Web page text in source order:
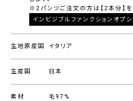
※2パンツご注文の方は【2本分】を
インビジブルファンクションオプシ
生地原産国 イタリア
生産国 日本
素材
毛97%